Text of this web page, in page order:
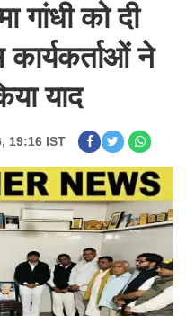
गांधी को दी
ने
याद
19:16 IST